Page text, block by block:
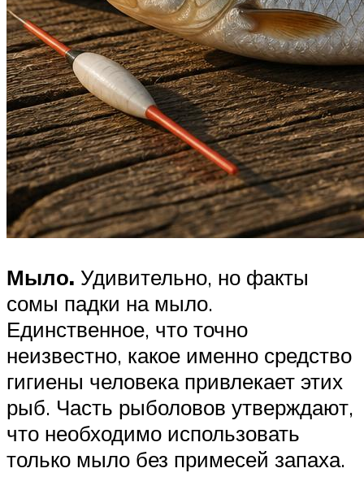
Мыло. Удивительно, но факты
сомы падки на мыло.
Единственное, что точно
неизвестно, какое именно средство
гигиены человека привлекает этих
рыб. Часть рыболовов утверждают,
что необходимо использовать
только мыло без примесей запаха.